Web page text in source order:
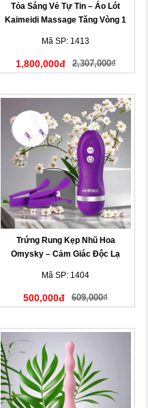
Tỏa Sáng Vẻ Tự Tin – Áo Lót
Kaimeidi Massage Tăng Vòng 1
Mã SP: 1413
1,800,000đ 2,307,000₫
Trứng Rung Kẹp Nhũ Hoa
Omysky – Cảm Giác Độc Lạ
Mã SP: 1404
500,000đ 609,000₫